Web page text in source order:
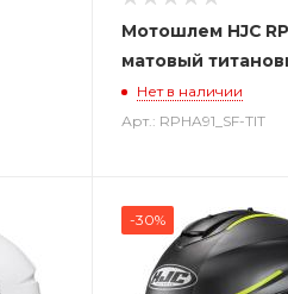
Мотошлем HJC
матовый
Нет в наличии
Арт.: RPHA91_SF-TIT
-30%